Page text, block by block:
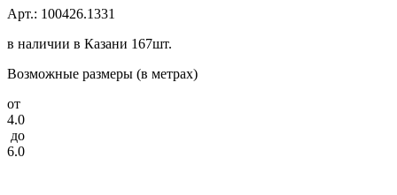
Арт.: 100426.1331
в наличии в Казани 167шт.
Возможные размеры (в метрах)
от
4.0
до
6.0